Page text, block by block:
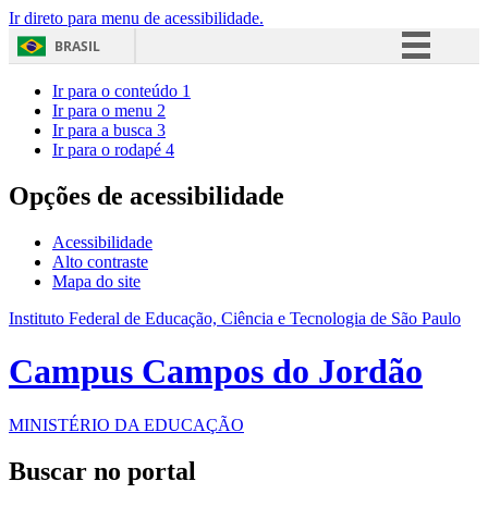
Ir direto para menu de acessibilidade.
BRASIL
Acesso à informação
Ir para o conteúdo 1
Ir para o menu 2
Ir para a busca 3
Ir para o rodapé 4
Opções de acessibilidade
Acessibilidade
Alto contraste
Mapa do site
Instituto Federal de Educação, Ciência e Tecnologia de São Paulo
Campus Campos do Jordão
MINISTÉRIO DA EDUCAÇÃO
Buscar no portal